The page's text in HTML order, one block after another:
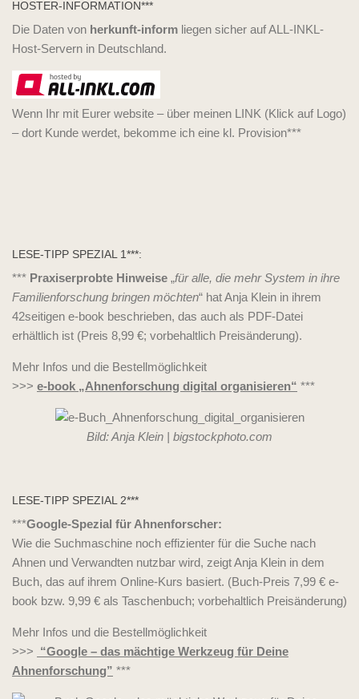
HOSTER-INFORMATION***
Die Daten von herkunft-inform liegen sicher auf ALL-INKL-
Host-Servern in Deutschland.
Wenn Ihr mit Eurer website – über meinen LINK (Klick auf Logo)
– dort Kunde werdet, bekomme ich eine kl. Provision***
LESE-TIPP SPEZIAL 1***:
*** Praxiserprobte Hinweise „für alle, die mehr System in ihre
Familienforschung bringen möchten“ hat Anja Klein in ihrem
42seitigen e-book beschrieben, das auch als PDF-Datei
erhältlich ist (Preis 8,99 €; vorbehaltlich Preisänderung).
Mehr Infos und die Bestellmöglichkeit
>>> e-book „Ahnenforschung digital organisieren“ ***
Bild: Anja Klein | bigstockphoto.com
LESE-TIPP SPEZIAL 2***
***Google-Spezial für Ahnenforscher:
Wie die Suchmaschine noch effizienter für die Suche nach
Ahnen und Verwandten nutzbar wird, zeigt Anja Klein in dem
Buch, das auf ihrem Online-Kurs basiert. (Buch-Preis 7,99 € e-
book bzw. 9,99 € als Taschenbuch; vorbehaltlich Preisänderung)
Mehr Infos und die Bestellmöglichkeit
>>> “Google – das mächtige Werkzeug für Deine
Ahnenforschung” ***